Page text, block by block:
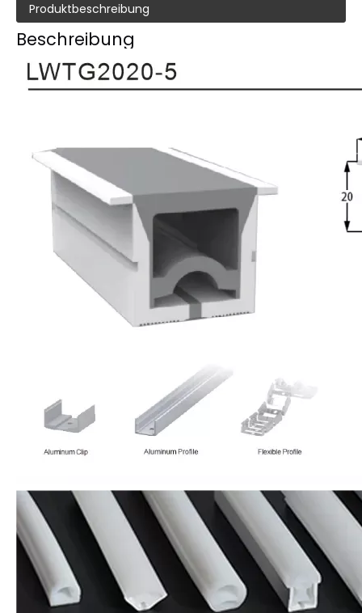
Produktbeschreibung
Beschreibung